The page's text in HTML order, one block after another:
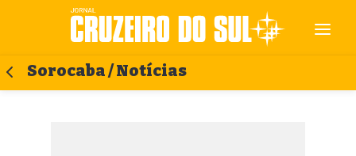
Sorocaba / Notícias